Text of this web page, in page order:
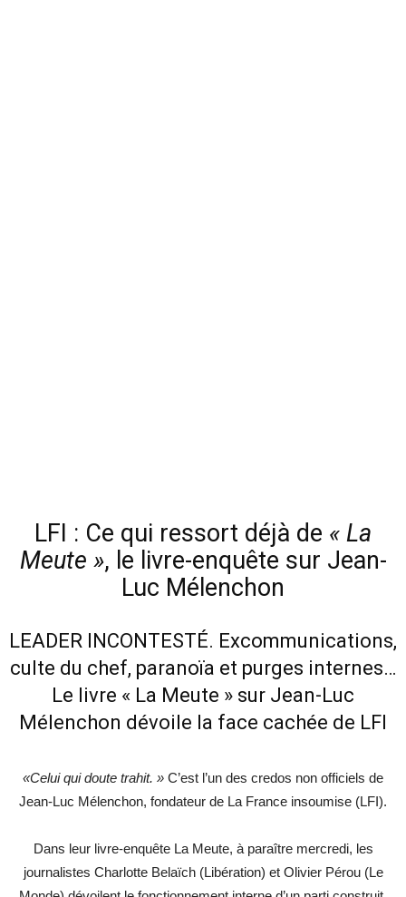
LFI : Ce qui ressort déjà de « La
Meute », le livre-enquête sur Jean-
Luc Mélenchon
LEADER INCONTESTÉ. Excommunications,
culte du chef, paranoïa et purges internes…
Le livre « La Meute » sur Jean-Luc
Mélenchon dévoile la face cachée de LFI
«Celui qui doute trahit. » C’est l’un des credos non officiels de
Jean-Luc Mélenchon, fondateur de La France insoumise (LFI).
Dans leur livre-enquête La Meute, à paraître mercredi, les
journalistes Charlotte Belaïch (Libération) et Olivier Pérou (Le